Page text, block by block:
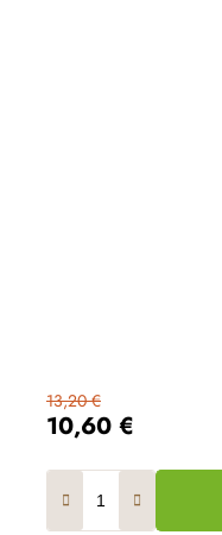
10,60 €
13,20 €